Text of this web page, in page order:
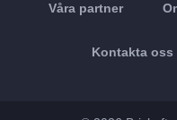
Våra partner
Kontakta oss